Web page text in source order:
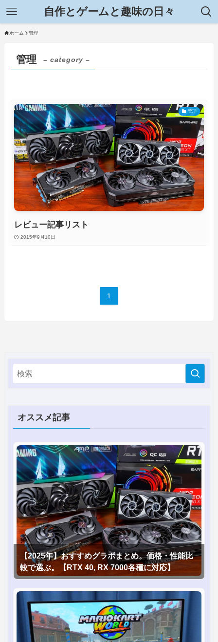
自作とゲームと趣味の日々
ホーム 管理
管理 – category –
管理
レビュー記事リスト
2015年9月10日
1
オススメ記事
【2025年】おすすめグラボまとめ。価格・性能比
較で選ぶ。【RTX 40, RX 7000各種に対応】